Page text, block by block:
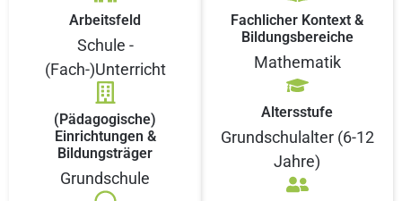
Arbeitsfeld
Schule -
(Fach-)Unterricht
(Pädagogische)
Einrichtungen &
Bildungsträger
Grundschule
Fachlicher Kontext &
Bildungsbereiche
Mathematik
Altersstufe
Grundschulalter (6-12
Jahre)